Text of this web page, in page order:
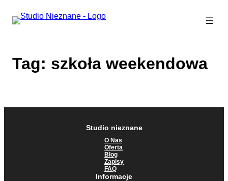
do
treści
Tag: szkoła weekendowa
Studio nieznane
O Nas
Oferta
Blog
Zapisy
FAQ
Informacje